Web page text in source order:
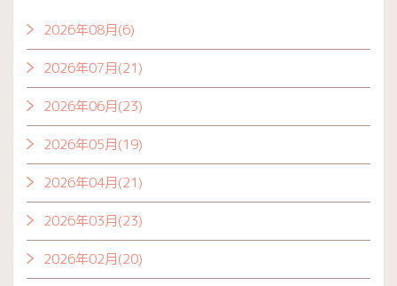
2026年08月(6)
2026年07月(21)
2026年06月(23)
2026年05月(19)
2026年04月(21)
2026年03月(23)
2026年02月(20)